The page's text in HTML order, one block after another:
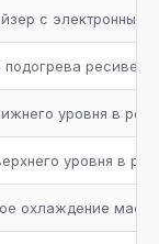
реле
и сброса
с электронным
ресивера
уровня в
уровня в
охлаждение масла